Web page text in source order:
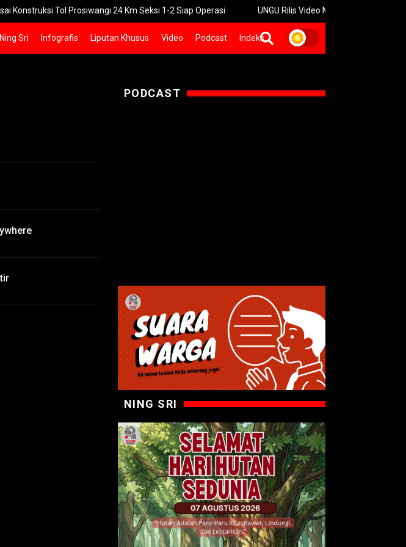
Tol Prosiwangi 24 Km Seksi 1-2 Siap Operasi UNGU Rilis Video Musik “Utara-Selatan” Sambut
Ning Sri Infografis Liputan Khusus Video Podcast Indeks
PODCAST
NING SRI